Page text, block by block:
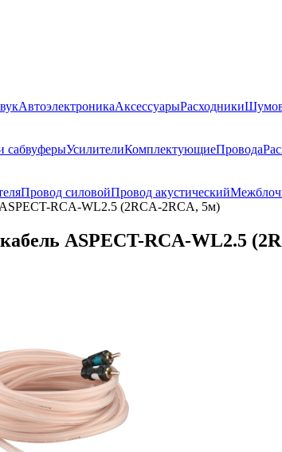
АвтоэлектроникаАксессуарыРасходники
сабвуферыУсилителиКомплектующиеПровода
Провод силовойПровод акустический
RCA-WL2.5 (2RCA-2RCA, 5м)
ASPECT-RCA-WL2.5